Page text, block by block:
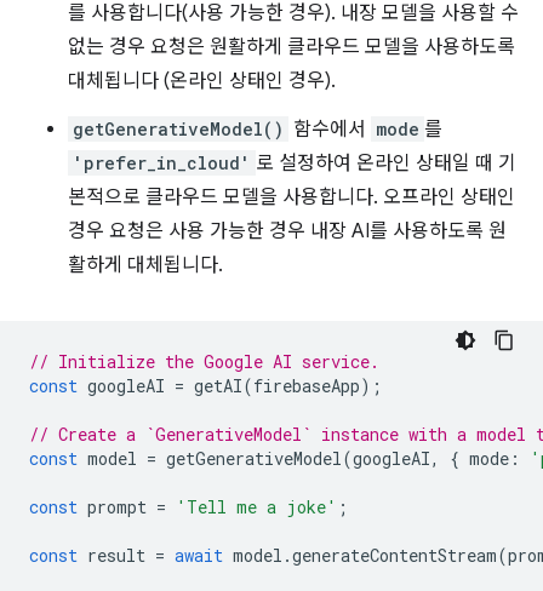
를 사용합니다(사용 가능한 경우). 내장 모델을 사용할 수
없는 경우 요청은 원활하게 클라우드 모델을 사용하도록
대체됩니다 (온라인 상태인 경우).
getGenerativeModel() 함수에서 mode 를
'prefer_in_cloud' 로 설정하여 온라인 상태일 때 기
본적으로 클라우드 모델을 사용합니다. 오프라인 상태인
경우 요청은 사용 가능한 경우 내장 AI를 사용하도록 원
활하게 대체됩니다.
// Initialize the Google AI service.
const googleAI = getAI(firebaseApp);
// Create a `GenerativeModel` instance with a model
const model = getGenerativeModel(googleAI, { mode :
const prompt = 'Tell me a joke' ;
const result = await model .generateContentStream(